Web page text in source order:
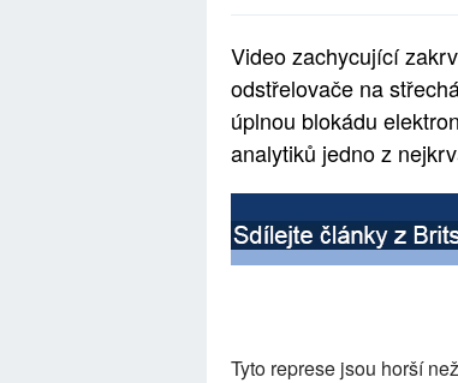
Video zachycující
odstřelovače na
úplnou blokádu
analytiků jedno z
Tyto represe jsou horší